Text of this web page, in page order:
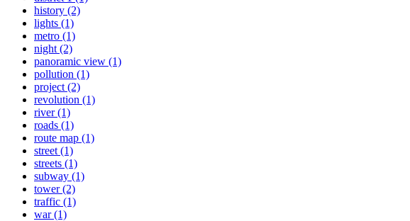
history (2)
lights (1)
metro (1)
night (2)
panoramic view (1)
pollution (1)
project (2)
revolution (1)
river (1)
roads (1)
route map (1)
street (1)
streets (1)
subway (1)
tower (2)
traffic (1)
war (1)